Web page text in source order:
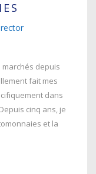
depuis
fait mes
dans
cinq ans, je
et la